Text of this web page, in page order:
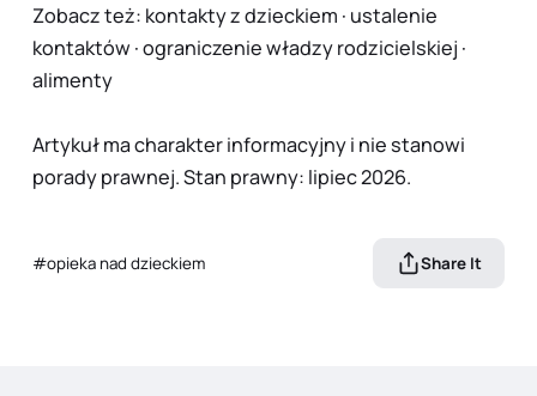
Zobacz też: kontakty z dzieckiem · ustalenie
kontaktów ·ograniczenie władzy rodzicielskiej ·
alimenty
Artykuł ma charakter informacyjny i nie stanowi
porady prawnej. Stan prawny: lipiec 2026.
opieka nad dzieckiem Share It